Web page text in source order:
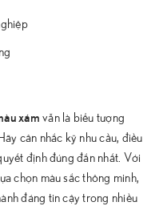
xám vẫn là biểu tượng
cân nhắc kỹ nhu cầu, điều
định đúng đắn nhất. Với
chọn màu sắc thông minh,
đáng tin cậy trong nhiều